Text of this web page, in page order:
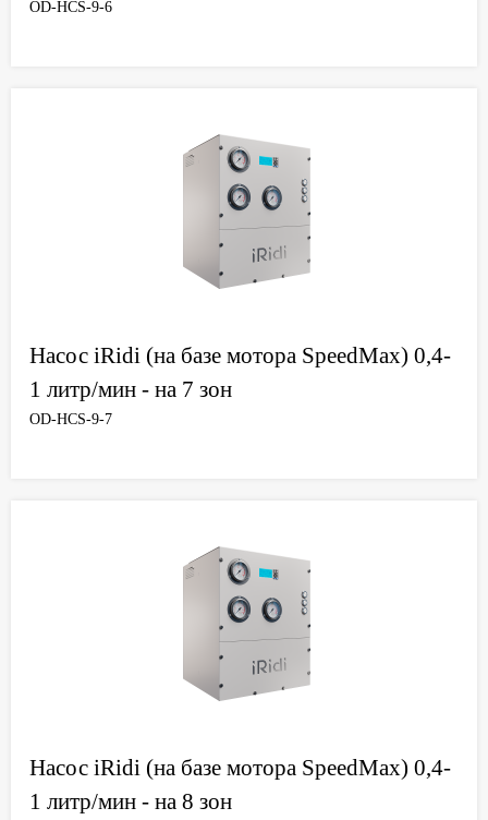
OD-HCS-9-6
Насос iRidi (на базе мотора SpeedMax) 0,4-
1 литр/мин - на 7 зон
OD-HCS-9-7
Насос iRidi (на базе мотора SpeedMax) 0,4-
1 литр/мин - на 8 зон